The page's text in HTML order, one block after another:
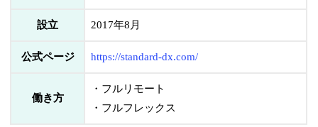
設立 2017年8月
公式ページ https://standard-dx.com/
働き方
・フルリモート
・フルフレックス